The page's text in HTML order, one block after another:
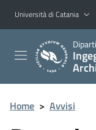
Vai al contenuto
Vai al menu di
Università di Catania
Home > Avvisi